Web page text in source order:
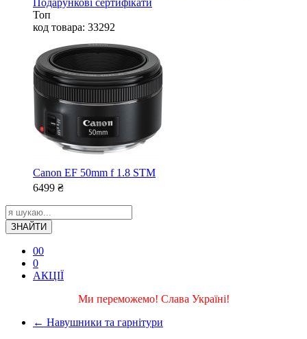
Подарункові сертифікати
Топ
код товара: 33292
Canon EF 50mm f 1.8 STM
6499 ₴
ЗНАЙТИ
00
0
АКЦІЇ
Ми переможемо! Слава Україні!
← Навушники та гарнітури